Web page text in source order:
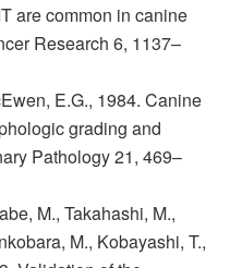
are common in canine
Research 6, 1137–
E.G., 1984. Canine
grading and
Pathology 21, 469–
M., Takahashi, M.,
M., Kobayashi, T.,